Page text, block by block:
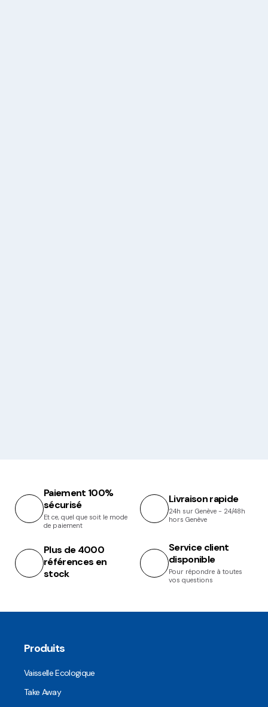
Paiement 100%
sécurisé
Et ce, quel que soit le mode
de paiement
Livraison rapide
24h sur Genève - 24/48h
hors Genève
Plus de 4000
références en
stock
Service client
disponible
Pour répondre à toutes
vos questions
Produits
Vaisselle Ecologique
Take Away